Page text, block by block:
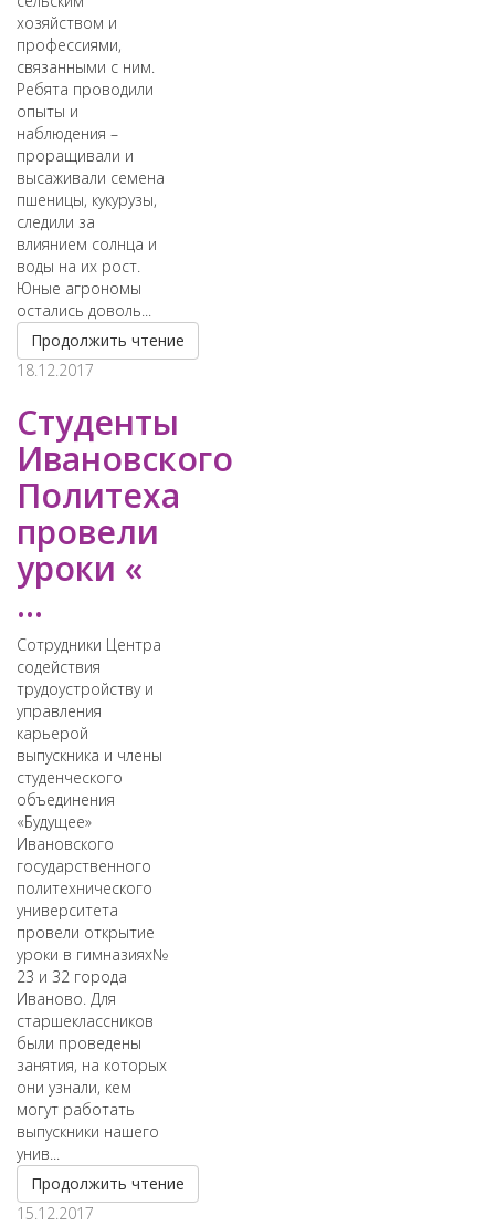
хозяйством и
профессиями,
связанными с ним.
Ребята проводили
опыты и
наблюдения –
проращивали и
высаживали семена
пшеницы, кукурузы,
следили за
влиянием солнца и
воды на их рост.
Юные агрономы
остались доволь...
Продолжить чтение
18.12.2017
Студенты
Ивановского
Политеха
провели
уроки «
...
Сотрудники Центра
содействия
трудоустройству и
управления
карьерой
выпускника и члены
студенческого
объединения
«Будущее»
Ивановского
государственного
политехнического
университета
провели открытие
уроки в гимназиях№
23 и 32 города
Иваново. Для
старшеклассников
были проведены
занятия, на которых
они узнали, кем
могут работать
выпускники нашего
унив...
Продолжить чтение
15.12.2017